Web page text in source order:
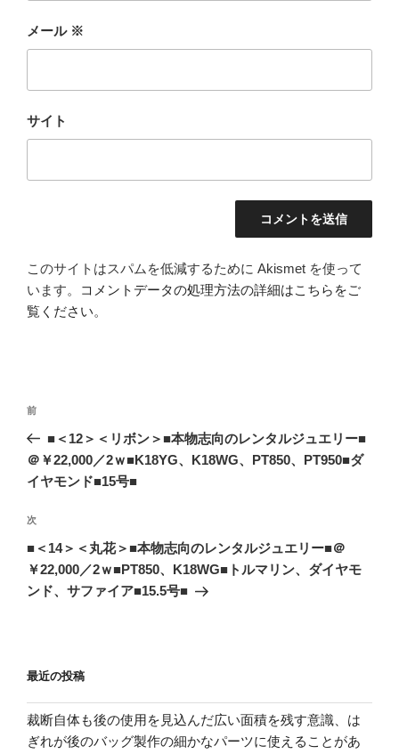
メール ※
サイト
このサイトはスパムを低減するために Akismet を使って
います。
コメントデータの処理方法の詳細はこちらをご
覧ください。
投
ナ
ビ
ー
シ
ョ
ン
前
の
投
稿
前
■＜12＞＜リボン＞■本物志向のレンタルジュエリー■
＠￥22,000／2ｗ■K18YG、K18WG、PT850、PT950■ダ
イヤモンド■15号■
次
の
投
稿
次
■＜14＞＜丸花＞■本物志向のレンタルジュエリー■＠
￥22,000／2ｗ■PT850、K18WG■トルマリン、ダイヤモ
ンド、サファイア■15.5号■
最近の投稿
裁断自体も後の使用を見込んだ広い面積を残す意識、は
ぎれが後のバッグ製作の細かなパーツに使えることがあ